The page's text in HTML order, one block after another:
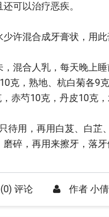
可以治疗恶疾。
许混合成牙膏状，用
混合人乳，每天晚上
克，熟地、杭白菊各9
赤芍10克，丹皮10克，
待用，再用白芨、白
碎，再用来擦牙，落牙
(0) 评论 作者 小倩